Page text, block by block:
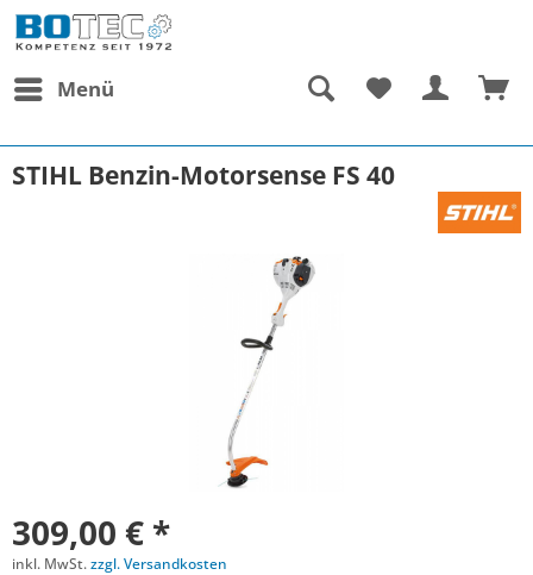
Menü
STIHL Benzin-Motorsense FS 40
309,00 € *
inkl. MwSt.zzgl. Versandkosten